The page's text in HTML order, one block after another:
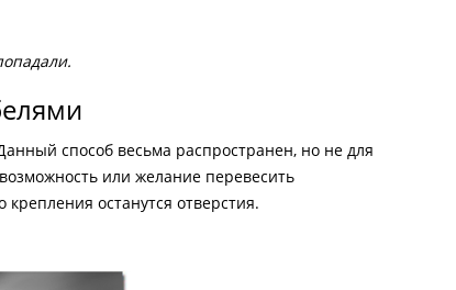
способ весьма распространен, но не для
или желание перевесить
останутся отверстия.